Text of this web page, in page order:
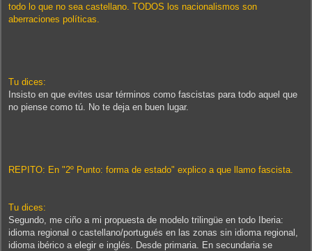
todo lo que no sea castellano. TODOS los nacionalismos son
aberraciones políticas.
Tu dices:
Insisto en que evites usar términos como fascistas para todo aquel que
no piense como tú. No te deja en buen lugar.
REPITO: En "2º Punto: forma de estado" explico a que llamo fascista.
Tu dices:
Segundo, me ciño a mi propuesta de modelo trilingüe en todo Iberia:
idioma regional o castellano/portugués en las zonas sin idioma regional,
idioma ibérico a elegir e inglés. Desde primaria. En secundaria se